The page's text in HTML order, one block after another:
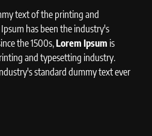
text of the printing and
has been the industry's
the 1500s,Lorem Ipsum is
and typesetting industry.
standard dummy text ever